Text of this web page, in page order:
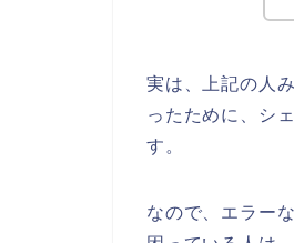
実は、上記の人
ったために、シ
す。
なので、エラー